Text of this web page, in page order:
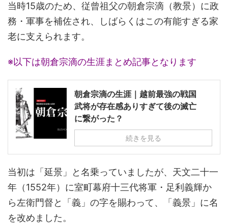
当時15歳のため、従曾祖父の朝倉宗滴（教景）に政
務・軍事を補佐され、しばらくはこの有能すぎる家
老に支えられます。
※以下は朝倉宗滴の生涯まとめ記事となります
朝倉宗滴の生涯｜越前最強の戦国
武将が存在感ありすぎて後の滅亡
に繋がった？
続きを見る
当初は「延景」と名乗っていましたが、天文二十一
年（1552年）に室町幕府十三代将軍・足利義輝か
ら左衛門督と「義」の字を賜わって、「義景」に名
を改めました。